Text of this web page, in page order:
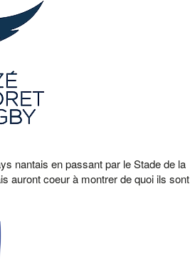
nantais en passant par le Stade de la
auront coeur à montrer de quoi ils sont